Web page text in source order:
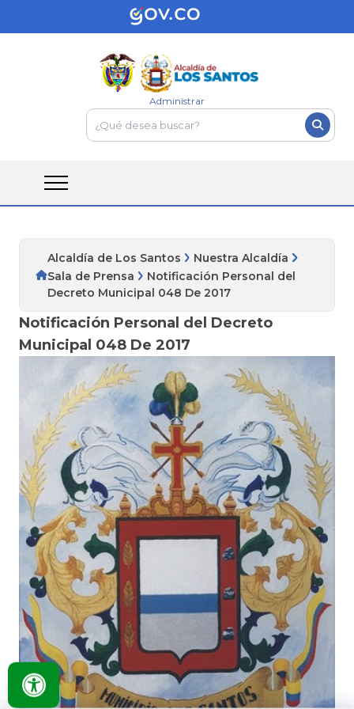
Administrar
Alcaldía de Los Santos
Nuestra Alcaldía
Sala de Prensa
Notificación Personal del
Decreto Municipal 048 De 2017
Notificación Personal del Decreto
Municipal 048 De 2017